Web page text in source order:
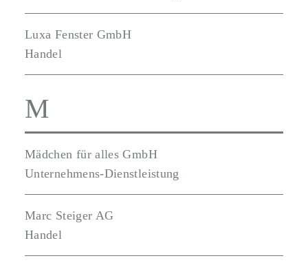
Luxa Fenster GmbH
Handel
M
Mädchen für alles GmbH
Unternehmens-Dienstleistung
Marc Steiger AG
Handel